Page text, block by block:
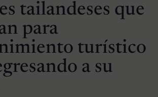
tailandeses que
para
turístico
a su